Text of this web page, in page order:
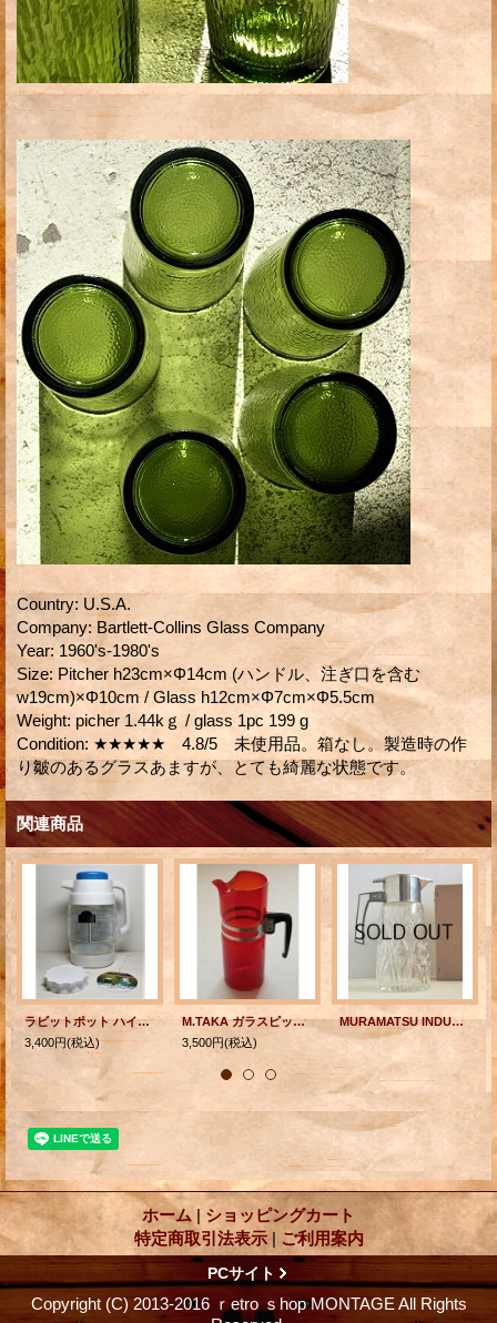
Country: U.S.A.
Company: Bartlett-Collins Glass Company
Year: 1960's-1980's
Size: Pitcher h23cm×Φ14cm (ハンドル、注ぎ口を含む
w19cm)×Φ10cm / Glass h12cm×Φ7cm×Φ5.5cm
Weight: picher 1.44kｇ / glass 1pc 199 g
Condition: ★★★★★ 4.8/5 未使用品。箱なし。製造時の作
り皺のあるグラスあますが、とても綺麗な状態です。
関連商品
ラビットポット ハイクラス ハンディータイプ RH-13 1.3L
3,400円(税込)
M.TAKA ガラスピッチャー/水差し ルビーレッド
3,500円(税込)
MURAMATSU INDUSTRY Co., INC 水差し（氷止め付） カットガラス サイズ： ⌀9.cm・H28.5cm
ホーム | ショッピングカート
特定商取引法表示 | ご利用案内
PCサイト
Copyright (C) 2013-2016 ｒetro ｓhop MONTAGE All Rights